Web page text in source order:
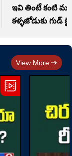
ఇవి తింటే కంటి
కళ్ళజోడుకు గుడ్ బై
View More